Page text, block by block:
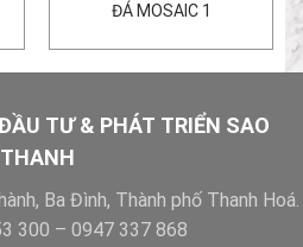
ĐÁ MOSAIC 1
TƯ & PHÁT TRIỂN SAO
THANH
Ba Đình, Thành phố Thanh Hoá.
300 – 0947 337 868